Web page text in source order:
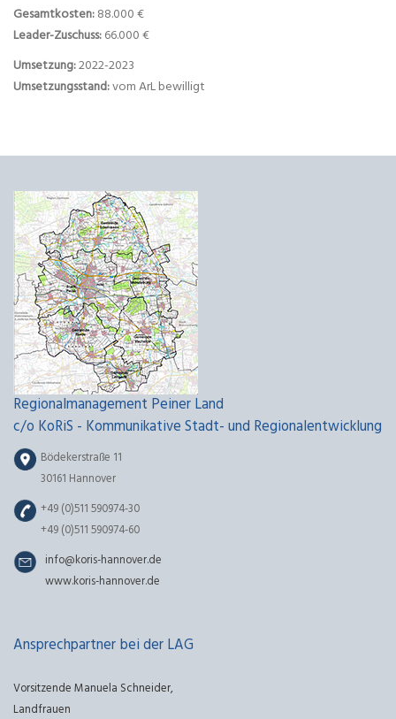
Gesamtkosten:88.000 €
Leader-Zuschuss:66.000 €
Umsetzung:2022-2023
Umsetzungsstand:vom ArL bewilligt
Regionalmanagement Peiner Land
c/o KoRiS - Kommunikative Stadt- und Regionalentwicklung
Bödekerstraße 11
30161 Hannover
+49 (0)511 590974-30
+49 (0)511 590974-60
info@koris-hannover.de
www.koris-hannover.de
Ansprechpartner bei der LAG
Vorsitzende Manuela Schneider,
Landfrauen